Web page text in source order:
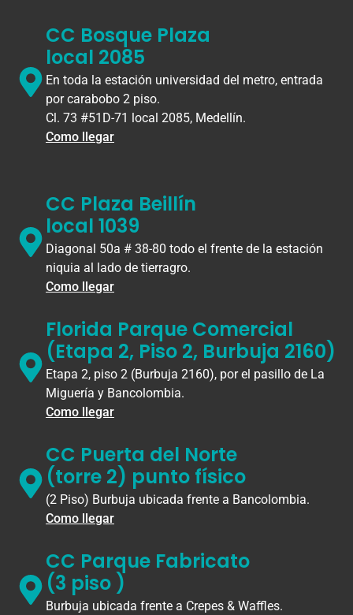
CC Bosque Plaza
local 2085
En toda la estación universidad del metro, entrada
por carabobo 2 piso.
Cl. 73 #51D-71 local 2085, Medellín.
Como llegar
CC Plaza Beillín
local 1039
Diagonal 50a # 38-80 todo el frente de la estación
niquia al lado de tierragro.
Como llegar
Florida Parque Comercial
(Etapa 2, Piso 2, Burbuja 2160)
Etapa 2, piso 2 (Burbuja 2160), por el pasillo de La
Miguería y Bancolombia.
Como llegar
CC Puerta del Norte
(torre 2) punto físico
(2 Piso) Burbuja ubicada frente a Bancolombia.
Como llegar
CC Parque Fabricato
(3 piso )
Burbuja ubicada frente a Crepes & Waffles.